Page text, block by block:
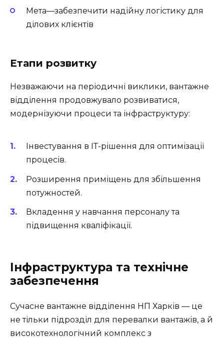
Мета—забезпечити надійну логістику для
ділових клієнтів
Етапи розвитку
Незважаючи на періодичні виклики, вантажне
відділення продовжувало розвиватися,
модернізуючи процеси та інфраструктуру:
Інвестування в ІТ-рішення для оптимізації
процесів.
Розширення приміщень для збільшення
потужностей.
Вкладення у навчання персоналу та
підвищення кваліфікації.
Інфраструктура та технічне
забезпечення
Сучасне вантажне відділення НП Харків — це
не тільки підрозділ для перевалки вантажів, а й
високотехнологічний комплекс з